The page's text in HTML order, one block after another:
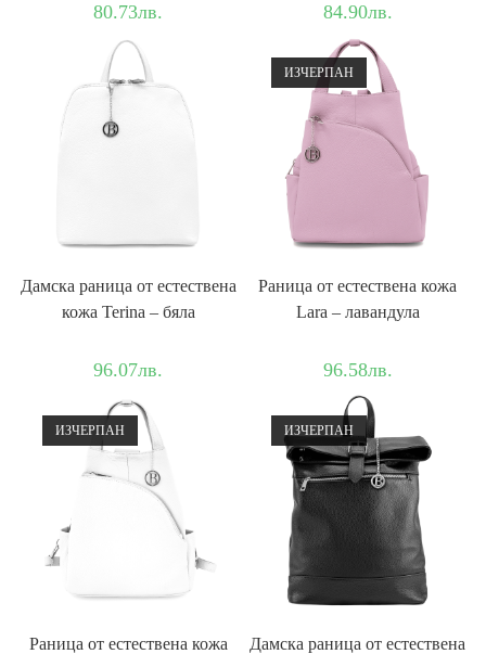
80.73лв. 84.90лв.
Дамска раница от естествена
кожа Terina – бяла
96.07лв.
ИЗЧЕРПАН
Раница от естествена кожа
Lara – лавандула
96.58лв.
ИЗЧЕРПАН
Раница от естествена кожа
ИЗЧЕРПАН
Дамска раница от естествена